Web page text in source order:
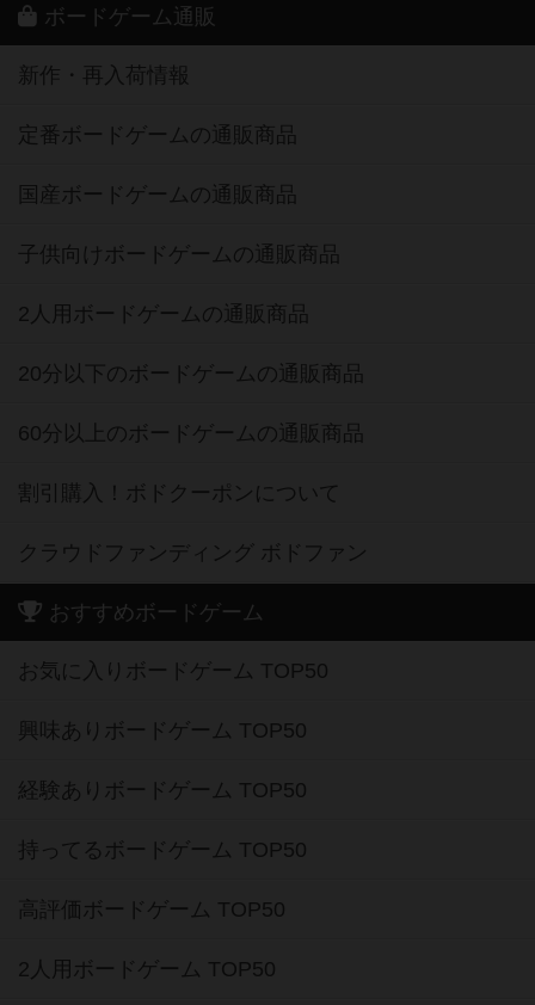
ボードゲーム通販
新作・再入荷情報
定番ボードゲームの通販商品
国産ボードゲームの通販商品
子供向けボードゲームの通販商品
2人用ボードゲームの通販商品
20分以下のボードゲームの通販商品
60分以上のボードゲームの通販商品
割引購入！ボドクーポンについて
クラウドファンディング ボドファン
おすすめボードゲーム
お気に入りボードゲーム TOP50
興味ありボードゲーム TOP50
経験ありボードゲーム TOP50
持ってるボードゲーム TOP50
高評価ボードゲーム TOP50
2人用ボードゲーム TOP50